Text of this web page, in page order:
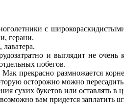
с
герани.
и выглядит не очень
побегов.
прекрасно размножается
осторожно можно
сухих букетов или оставлять в
вам придется заплатить